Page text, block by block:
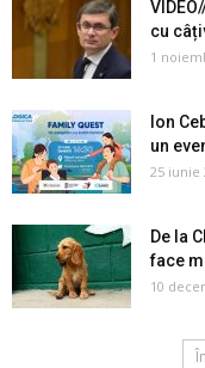
cu
1
Ion
un
25 iunie
De la
face
10